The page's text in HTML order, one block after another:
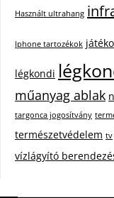
Használt ultrahang
Iphone tartozékok
légkondi
műanyag ablak
targonca jogosítvány
természetvédelem tv
vízlágyító